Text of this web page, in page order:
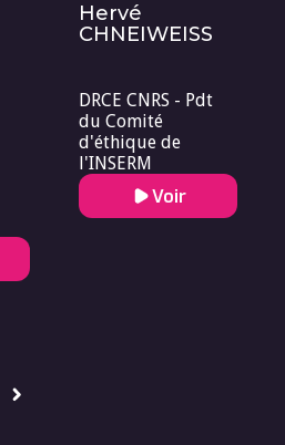
Hervé
CHNEIWEISS
DRCE CNRS - Pdt
du Comité
d'éthique de
l'INSERM
Voir